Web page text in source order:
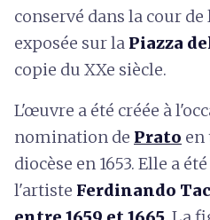
conservé dans la cour
exposée sur la Piazza
copie du XXe siècle.
L'œuvre a été créée à
nomination de Prato en
diocèse en 1653. Elle a
l'artiste Ferdinando